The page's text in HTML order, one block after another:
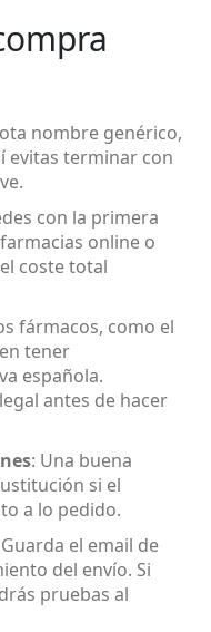
nombre genérico,
evitas terminar con
con la primera
online o
coste total
fármacos, como el
tener
española.
antes de hacer
: Una buena
si el
a lo pedido.
el email de
del envío. Si
pruebas al